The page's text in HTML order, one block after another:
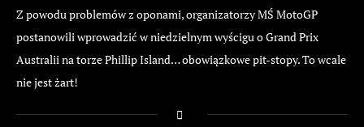
Z powodu problemów z oponami, organizatorzy MŚ MotoGP
postanowili wprowadzić w niedzielnym wyścigu o Grand Prix
Australii na torze Phillip Island… obowiązkowe pit-stopy. To wcale
nie jest żart!